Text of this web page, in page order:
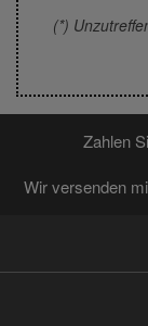
(*)
Zahlen
Wir versenden